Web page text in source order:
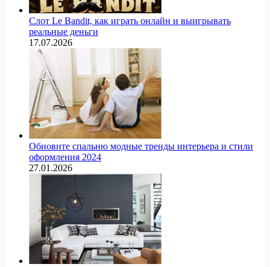
Слот Le Bandit, как играть онлайн и выигрывать
реальные деньги
17.07.2026
Обновите спальню модные тренды интерьера и стили
оформления 2024
27.01.2026